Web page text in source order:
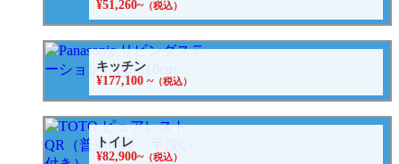
¥51,260~（税込）
キッチン
¥177,100 ~（税込）
トイレ
¥82,900~（税込）